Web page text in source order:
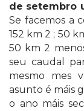
de setembro
Se facemos a
152 km 2 ; 50
50 km 2
seu caudal
mesmo mes
asunto é máis
o ano máis